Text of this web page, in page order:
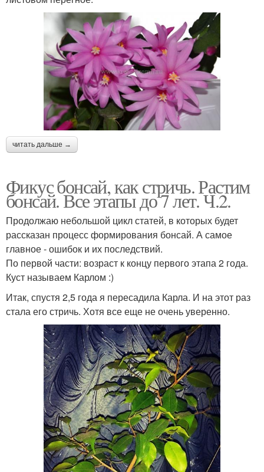
читать дальше →
Фикус бонсай, как стричь. Растим
бонсай. Все этапы до 7 лет. Ч.2.
Продолжаю небольшой цикл статей, в которых будет
рассказан процесс формирования бонсай. А самое
главное - ошибок и их последствий.
По первой части: возраст к концу первого этапа 2 года.
Куст называем Карлом :)
Итак, спустя 2,5 года я пересадила Карла. И на этот раз
стала его стричь. Хотя все еще не очень уверенно.